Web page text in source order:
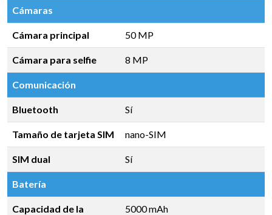
Cámaras
Cámara principal 50 MP
Cámara para selfie 8 MP
Comunicación
Bluetooth Sí
Tamaño de tarjeta SIM nano-SIM
SIM dual Sí
Batería
Capacidad de la
5000 mAh